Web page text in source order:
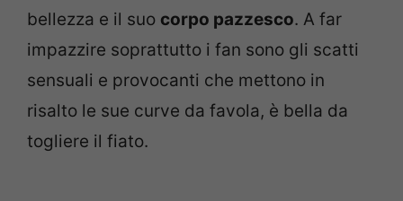
bellezza e il suo corpo pazzesco. A far
impazzire soprattutto i fan sono gli scatti
sensuali e provocanti che mettono in
risalto le sue curve da favola, è bella da
togliere il fiato.